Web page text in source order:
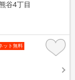
谷4丁目
ット無料